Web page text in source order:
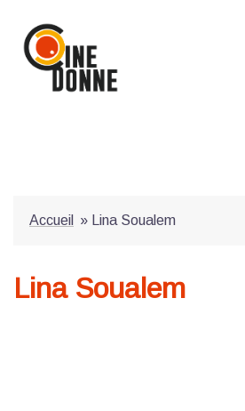
contenu
Accueil » Lina Soualem
Lina Soualem